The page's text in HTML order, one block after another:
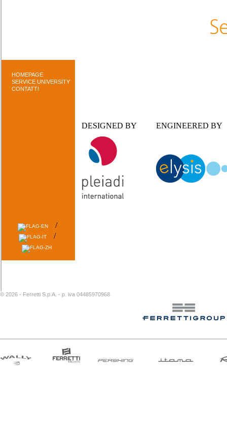
HOMEPAGE
SERVICE UNIVERSITY
CONTATTI
/
/
DESIGNED BY ENGINEERED BY
© 2026 - Ferretti S.p.A. - p. iva 04485970968